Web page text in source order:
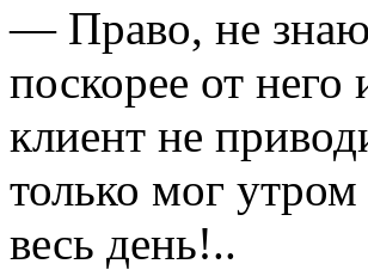
— Право, не
поскорее от
клиент не
только мог
весь день!..